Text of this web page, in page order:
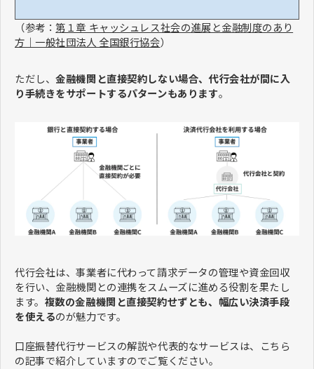
（参考：第１章 キャッシュレス社会の進展と金融制度のあり
方｜一般社団法人 全国銀行協会）
ただし、金融機関と直接契約しない場合、代行会社が間に入
り手続きをサポートするパターンもあります。
代行会社は、事業者に代わって請求データの管理や資金回収
を行い、金融機関との連携をスムーズに進める役割を果たし
ます。 複数の金融機関と直接契約せずとも、幅広い決済手段
を使えるのが魅力です。
口座振替代行サービスの解説や代表的なサービスは、こちら
の記事で紹介していますのでご覧ください。